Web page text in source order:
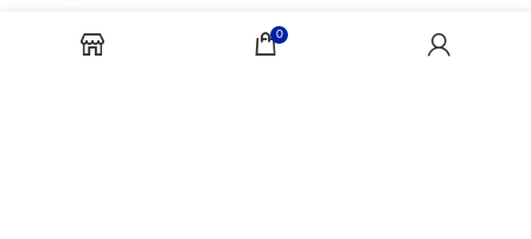
Latest News
0